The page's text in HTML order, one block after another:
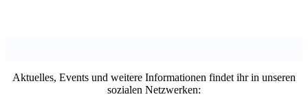
Aktuelles, Events und weitere Informationen findet ihr in unseren
sozialen Netzwerken: